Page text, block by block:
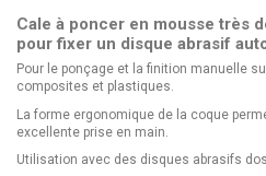
Cale à poncer en mousse très
pour fixer un disque abrasif
Pour le ponçage et la finition manuelle
composites et plastiques.
La forme ergonomique de la coque
excellente prise en main.
Utilisation avec des disques abrasifs